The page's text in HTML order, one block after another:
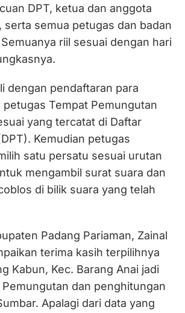
DPT, ketua dan anggota
serta semua petugas dan badan
riil sesuai dengan hari
dengan pendaftaran para
petugas Tempat Pemungutan
yang tercatat di Daftar
Kemudian petugas
satu persatu sesuai urutan
mengambil surat suara dan
di bilik suara yang telah
Padang Pariaman, Zainal
terima kasih terpilihnya
Kabun, Kec. Barang Anai jadi
Pemungutan dan penghitungan
Apalagi dari data yang